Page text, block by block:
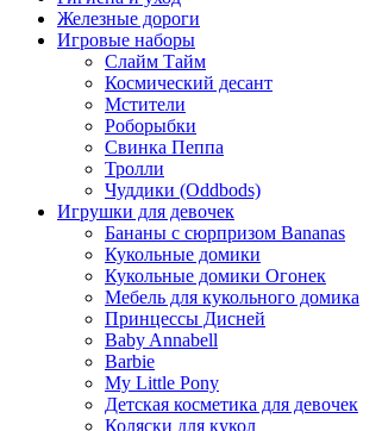
Железные дороги
Игровые наборы
Слайм Тайм
Космический десант
Мстители
Роборыбки
Свинка Пеппа
Тролли
Чуддики (Oddbods)
Игрушки для девочек
Бананы с сюрпризом Bananas
Кукольные домики
Кукольные домики Огонек
Мебель для кукольного домика
Принцессы Дисней
Baby Annabell
Barbie
My Little Pony
Детская косметика для девочек
Коляски для кукол